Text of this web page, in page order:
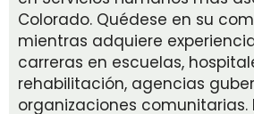
Colorado. Quédese en su
mientras adquiere
carreras en escuelas,
rehabilitación, agencias
organizaciones comunitarias.